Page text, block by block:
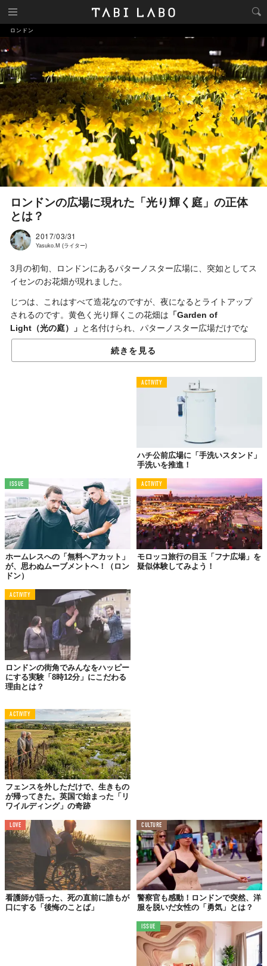
ロンドン
ロンドンの広場に現れた「光り輝く庭」の正体
とは？
2017/03/31
Yasuko.M (ライター)
3月の初旬、ロンドンにあるパターノスター広場に、突如としてス
イセンのお花畑が現れました。
じつは、これはすべて造花なのですが、夜になるとライトアップ
されるのです。黄色く光り輝くこの花畑は 「Garden of
Light（光の庭）」 と名付けられ、パターノスター広場だけでな
く、イギリス国内をロンドンからエジンバラ、ベルファストへと
光の庭に込められた
このプロジェクトは、末期の病気と闘う人をサポートする「マリ
ー・キュリー」という団体が制作したもので、
「ガン撲滅運動のシンボル」として黄スイセンを使っていたこ
と、に由来しています。
ちなみに、この活動は「Great Daffodil Appeal」という募金活動
の一環でもあるそうです。
けているスイセンのピンバッチを買うことによって寄付できま
す。こうして集められたお金は、この団体の9つのホスピスや、ご
家庭で末期の病気と闘っている人々のために利用されるそうで
す。
また、花びらにメッセージを書き「Memory Wall」という壁に貼
続きを見る
ACTIVITY
ハチ公前広場に「手洗いスタンド」
手洗いを推進！
ISSUE
ホームレスへの「無料ヘアカット」
が、思わぬムーブメントへ！（ロン
ドン）
ACTIVITY
モロッコ旅行の目玉「フナ広場」を
疑似体験してみよう！
ACTIVITY
ロンドンの街角でみんなをハッピー
にする実験「8時12分」にこだわる
理由とは？
ACTIVITY
フェンスを外しただけで、生きもの
が帰ってきた。英国で始まった「リ
ワイルディング」の奇跡
LOVE
看護師が語った、死の直前に誰もが
口にする「後悔のことば」
CULTURE
警察官も感動！ロンドンで突然、洋
服を脱いだ女性の「勇気」とは？
ISSUE